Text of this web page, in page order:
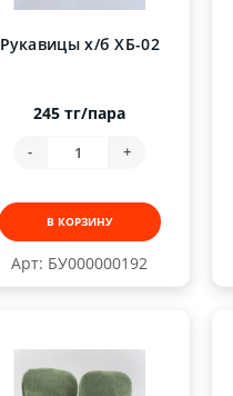
Арт: БУ000000192
Рукавицы х/б ХБ-02
245 тг/пара
- +
В КОРЗИНУ